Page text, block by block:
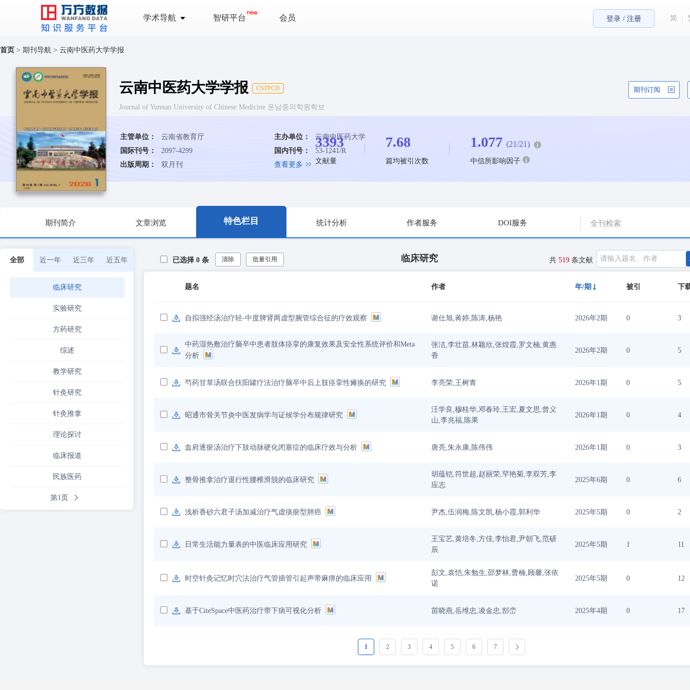
学术导航 智研平台 会员 登录 / 注册 简
首页 > 期刊导航 > 云南中医药大学学报
云南中医药大学学报 CSTPCD 期刊订阅
Journal of Yunnan University of Chinese Medicine 운남중의학원학보
主管单位： 云南省教育厅 主办单位：
云南中医药大学
国际刊号：
2097-4299 国内刊号：
53-1241/R
出版周期：
双月刊 查看更多
3393
文献量
7.68
篇均被引次数
1.077 (21/21)
中信所影响因子
期刊简介 文章浏览 特色栏目 统计分析 作者服务 DOI服务
全部 近一年 近三年 近五年
临床研究
实验研究
方药研究
综述
教学研究
针灸研究
针灸推拿
理论探讨
临床报道
民族医药
第1页
已选择 0 条 清除 批量引用 临床研究 共 519 条文献
题名 作者 年/期 被引 下
自拟强经汤治疗轻-中度脾肾两虚型腕管综合征的疗效观察 谢仕旭,蒋婷,陈涛,杨艳 2026年2期 0 3
中药湿热敷治疗脑卒中患者肢体痉挛的康复效果及安全性系统评价和Meta
分析
张洁,李壮苗,林颖欣,张煌霞,罗文楠,黄惠
香
2026年2期 0 5
芍药甘草汤联合扶阳罐疗法治疗脑卒中后上肢痉挛性瘫痪的研究 李亮荣,王树青 2026年1期 0 5
昭通市骨关节炎中医发病学与证候学分布规律研究
汪学良,穆桂华,邓春玲,王宏,夏文思,曾义
山,李兆福,陈果
2026年1期 0 4
血府逐瘀汤治疗下肢动脉硬化闭塞症的临床疗效与分析 唐亮,朱永康,陈伟伟 2026年1期 0 3
整骨推拿治疗退行性腰椎滑脱的临床研究
胡蕴铠,符世超,赵丽荣,罕艳菊,李双芳,李
应志
2025年6期 0 6
浅析香砂六君子汤加减治疗气虚痰瘀型肺癌 尹杰,伍润梅,陈文凯,杨小霞,郭利华 2025年5期 0 2
日常生活能力量表的中医临床应用研究
王宝艺,黄培冬,方佳,李怡君,尹朝飞,范硕
辰
2025年5期 1 11
时空针灸记忆时穴法治疗气管插管引起声带麻痹的临床应用
彭文,袁恺,朱勉生,邵梦林,曹楠,顾馨,张依
诺
2025年5期 0 12
基于CiteSpace中医药治疗带下病可视化分析 苗晓燕,岳维忠,凌金忠,郜峦 2025年4期 0 17
1 2 3 4 5 6 7